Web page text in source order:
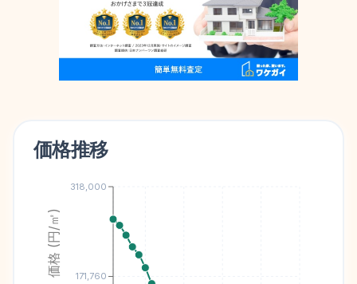
価格推移
171,760
318,000
価格 (円/㎡)